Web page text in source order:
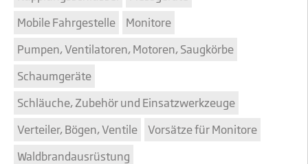
Mobile Fahrgestelle
Monitore
Pumpen, Ventilatoren, Motoren, Saugkörbe
Schaumgeräte
Schläuche, Zubehör und Einsatzwerkzeuge
Verteiler, Bögen, Ventile
Vorsätze für Monitore
Waldbrandausrüstung